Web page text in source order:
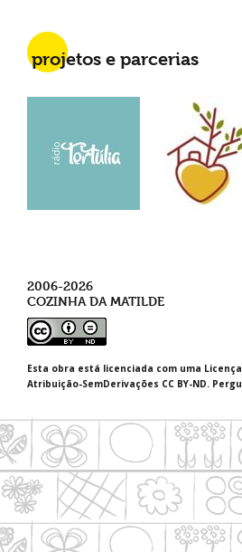
projetos e parcerias
2006-2026
COZINHA DA MATILDE
Esta obra está licenciada com uma
Atribuição-SemDerivações CC BY-ND.